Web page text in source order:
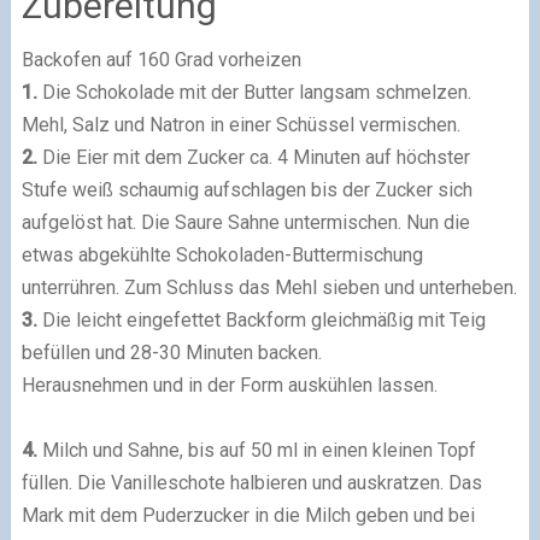
Backofen auf 160 Grad vorheizen
1.Die Schokolade mit der Butter langsam schmelzen.
Mehl, Salz und Natron in einer Schüssel vermischen.
2.Die Eier mit dem Zucker ca. 4 Minuten auf höchster
Stufe weiß schaumig aufschlagen bis der Zucker sich
aufgelöst hat. Die Saure Sahne untermischen. Nun die
etwas abgekühlte Schokoladen-Buttermischung
unterrühren. Zum Schluss das Mehl sieben und unterheben.
3.Die leicht eingefettet Backform gleichmäßig mit Teig
befüllen und 28-30 Minuten backen.
Herausnehmen und in der Form auskühlen lassen.
4. Milch und Sahne, bis auf 50 ml in einen kleinen Topf
füllen. Die Vanilleschote halbieren und auskratzen. Das
Mark mit dem Puderzucker in die Milch geben und bei